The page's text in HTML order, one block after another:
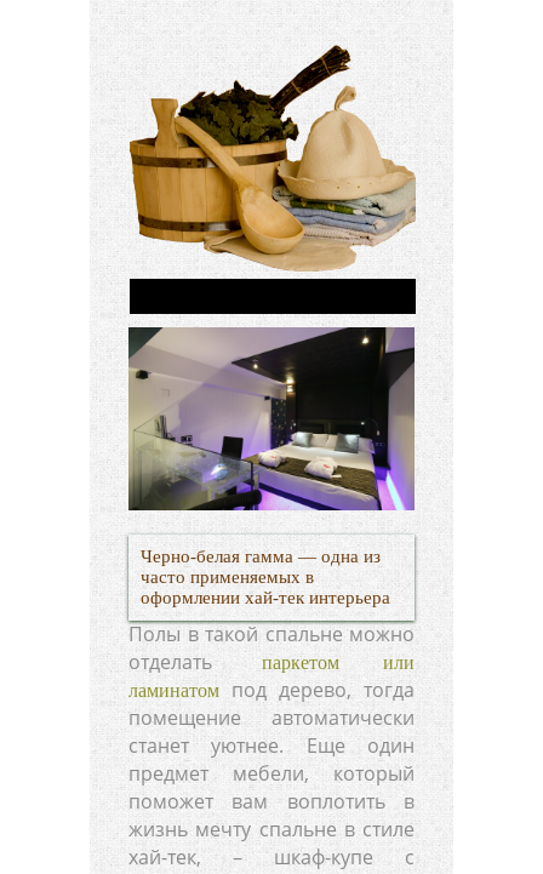
Черно-белая гамма — одна из
часто применяемых в
оформлении хай-тек интерьера
Полы в такой спальне можно
отделать
паркетом или
ламинатом
под дерево, тогда
помещение автоматически
станет уютнее. Еще один
предмет мебели, который
поможет вам воплотить в
жизнь мечту спальне в стиле
хай-тек, – шкаф-купе с